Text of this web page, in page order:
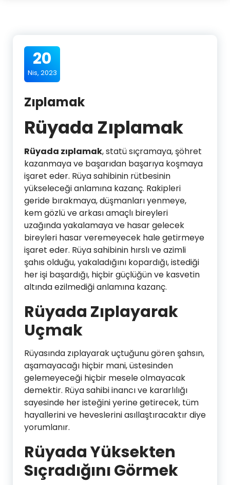
20
Nis, 2023
Zıplamak
Rüyada Zıplamak
Rüyada zıplamak, statü sıçramaya, şöhret
kazanmaya ve başarıdan başarıya koşmaya
işaret eder. Rüya sahibinin rütbesinin
yükseleceği anlamına kazanç. Rakipleri
geride bırakmaya, düşmanları yenmeye,
kem gözlü ve arkası amaçlı bireyleri
uzağında yakalamaya ve hasar gelecek
bireyleri hasar veremeyecek hale getirmeye
işaret eder. Rüya sahibinin hırslı ve azimli
şahıs olduğu, yakaladığını kopardığı, istediği
her işi başardığı, hiçbir güçlüğün ve kasvetin
altında ezilmediği anlamına kazanç.
Rüyada Zıplayarak
Uçmak
Rüyasında zıplayarak uçtuğunu gören şahsın,
aşamayacağı hiçbir mani, üstesinden
gelemeyeceği hiçbir mesele olmayacak
demektir. Rüya sahibi inancı ve kararlılığı
sayesinde her isteğini yerine getirecek, tüm
hayallerini ve heveslerini asıllaştıracaktır diye
yorumlanır.
Rüyada Yüksekten
Sıçradığını Görmek